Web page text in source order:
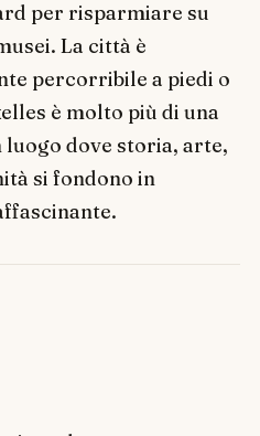
per risparmiare su
La città è
percorribile a piedi o
è molto più di una
luogo dove storia, arte,
si fondono in